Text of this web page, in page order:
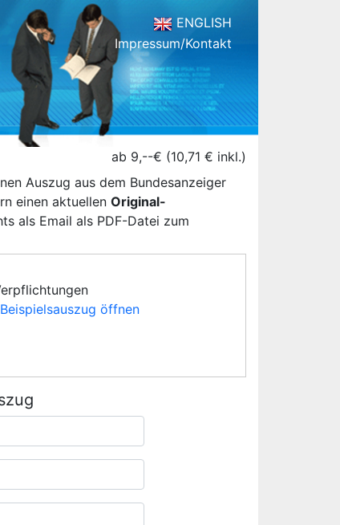
ENGLISH
Impressum/Kontakt
ab 9,--€ (10,71 € inkl.)
Auszug aus dem Bundesanzeiger
einen aktuellen Original-
als Email als PDF-Datei zum
Beispielsauszug öffnen